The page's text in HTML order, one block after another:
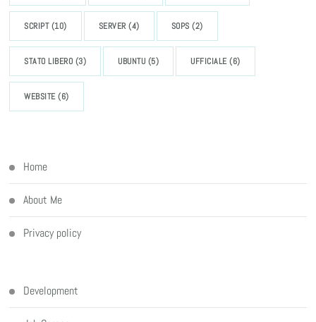
SCRIPT(10) SERVER(4) SOPS (2)
STATO LIBERO (3) UBUNTU (5) UFFICIALE(6)
WEBSITE(6)
Home
About Me
Privacy policy
Development